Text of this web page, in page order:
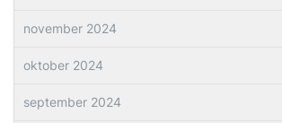
november 2024
oktober 2024
september 2024